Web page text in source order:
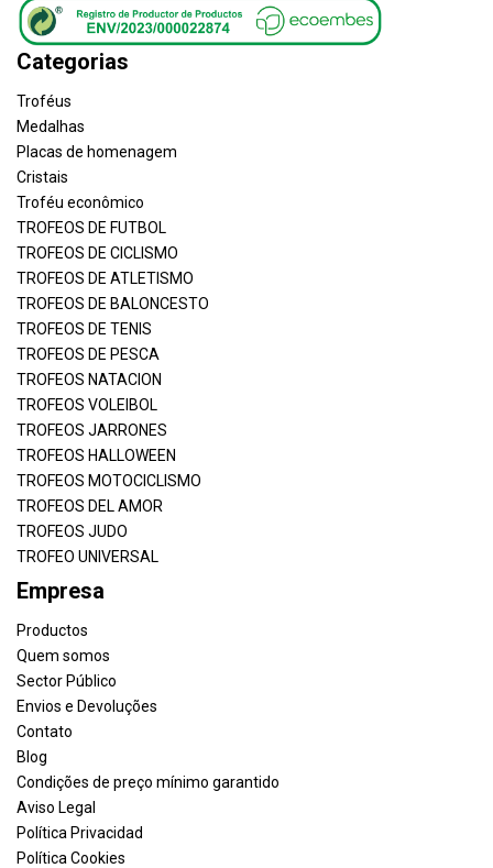
Categorias
Troféus
Medalhas
Placas de homenagem
Cristais
Troféu econômico
TROFEOS DE FUTBOL
TROFEOS DE CICLISMO
TROFEOS DE ATLETISMO
TROFEOS DE BALONCESTO
TROFEOS DE TENIS
TROFEOS DE PESCA
TROFEOS NATACION
TROFEOS VOLEIBOL
TROFEOS JARRONES
TROFEOS HALLOWEEN
TROFEOS MOTOCICLISMO
TROFEOS DEL AMOR
TROFEOS JUDO
TROFEO UNIVERSAL
Empresa
Productos
Quem somos
Sector Público
Envios e Devoluções
Contato
Blog
Condições de preço mínimo garantido
Aviso Legal
Política Privacidad
Política Cookies